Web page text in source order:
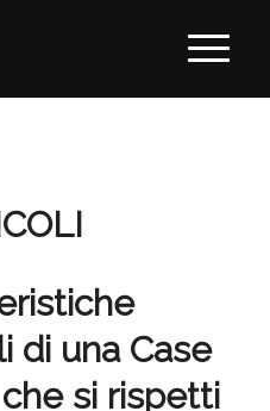
di una Case
si rispetti